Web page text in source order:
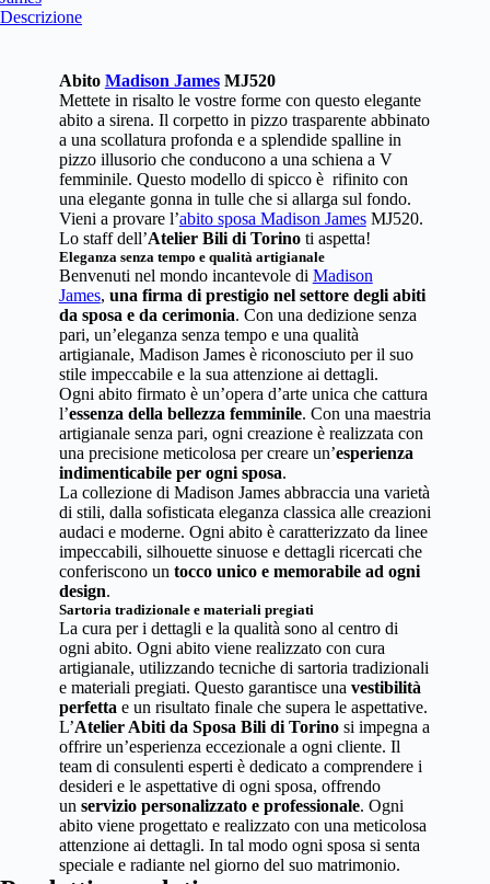
Descrizione
Abito Madison JamesMJ520
Mettete in risalto le vostre forme con questo elegante
abito a sirena. Il corpetto in pizzo trasparente abbinato
a una scollatura profonda e a splendide spalline in
pizzo illusorio che conducono a una schiena a V
femminile. Questo modello di spicco è rifinito con
una elegante gonna in tulle che si allarga sul fondo.
Vieni a provare l’abito sposa Madison JamesMJ520.
Lo staff dell’Atelier Bili di Torinoti aspetta!
Eleganza senza tempo e qualità artigianale
Benvenuti nel mondo incantevole di Madison
James, una firma di prestigio nel settore degli abiti
da sposa e da cerimonia. Con una dedizione senza
pari, un’eleganza senza tempo e una qualità
artigianale, Madison James è riconosciuto per il suo
stile impeccabile e la sua attenzione ai dettagli.
Ogni abito firmato è un’opera d’arte unica che cattura
l’essenza della bellezza femminile. Con una maestria
artigianale senza pari, ogni creazione è realizzata con
una precisione meticolosa per creare un’esperienza
indimenticabile per ogni sposa.
La collezione di Madison James abbraccia una varietà
di stili, dalla sofisticata eleganza classica alle creazioni
audaci e moderne. Ogni abito è caratterizzato da linee
impeccabili, silhouette sinuose e dettagli ricercati che
conferiscono un tocco unico e memorabile ad ogni
design.
Sartoria tradizionale e materiali pregiati
La cura per i dettagli e la qualità sono al centro di
ogni abito. Ogni abito viene realizzato con cura
artigianale, utilizzando tecniche di sartoria tradizionali
e materiali pregiati. Questo garantisce una vestibilità
perfetta e un risultato finale che supera le aspettative.
L’Atelier Abiti da Sposa Bili di Torinosi impegna a
offrire un’esperienza eccezionale a ogni cliente. Il
team di consulenti esperti è dedicato a comprendere i
desideri e le aspettative di ogni sposa, offrendo
un servizio personalizzato e professionale. Ogni
abito viene progettato e realizzato con una meticolosa
attenzione ai dettagli. In tal modo ogni sposa si senta
speciale e radiante nel giorno del suo matrimonio.